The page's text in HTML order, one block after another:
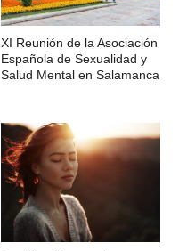
XI Reunión de la Asociación
Española de Sexualidad y
Salud Mental en Salamanca